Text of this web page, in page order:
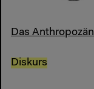
Das
Diskurs